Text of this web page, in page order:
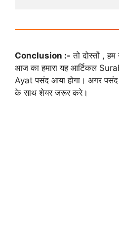
Conclusion :- तो दोस्तों ,
आज का हमारा यह आर्टिकल
Ayat पसंद आया होगा। अगर
के साथ शेयर जरूर करे।